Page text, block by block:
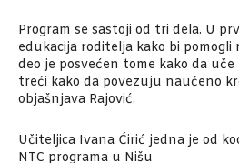
Program se sastoji od tri dela. U
edukacija roditelja kako bi
deo je posvećen tome kako da uče
treći kako da povezuju naučeno
objašnjava Rajović.
Učiteljica Ivana Ćirić jedna je od
NTC programa u Nišu